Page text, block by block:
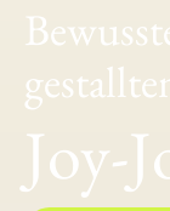
Joy-